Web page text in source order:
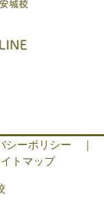
シーポリシー
｜
トマップ